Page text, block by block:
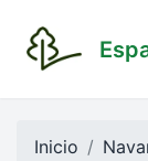
Inicio